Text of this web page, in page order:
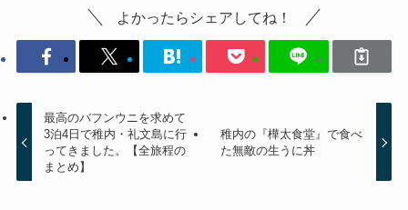
よかったらシェアしてね！
最高のバフンウニを求めて
3泊4日で稚内・礼文島に行
ってきました。【全旅程の
まとめ】
稚内の『樺太食堂』で食べ
た無敵の生うに丼